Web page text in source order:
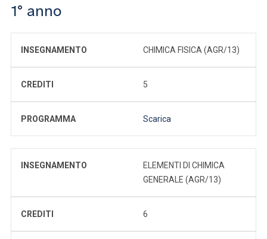
1° anno
INSEGNAMENTO CHIMICA FISICA (AGR/13)
CREDITI 5
PROGRAMMA Scarica
INSEGNAMENTO
ELEMENTI DI CHIMICA
GENERALE (AGR/13)
CREDITI 6